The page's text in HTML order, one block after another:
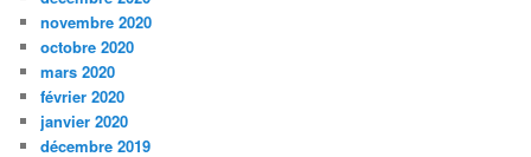
novembre 2020
octobre 2020
mars 2020
février 2020
janvier 2020
décembre 2019